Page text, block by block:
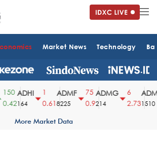
Market News Technology
150 ADHI
164
0.61
ADMF
8225
75
0.9
ADMG
214
2.73
ADMR
1510
More Market Data